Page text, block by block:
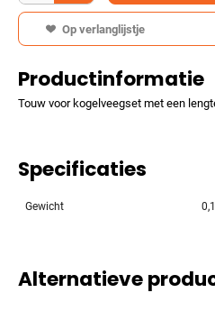
Op verlanglijstje
Productinformatie
Touw voor kogelveegset met een
Specificaties
Gewicht
Alternatieve